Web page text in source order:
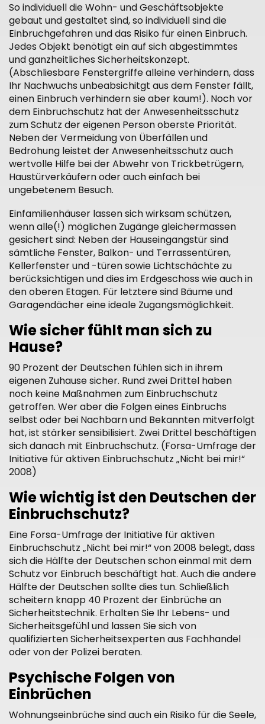
So individuell die Wohn- und Geschäftsobjekte
gebaut und gestaltet sind, so individuell sind die
Einbruchgefahren und das Risiko für einen Einbruch.
Jedes Objekt benötigt ein auf sich abgestimmtes
und ganzheitliches Sicherheitskonzept.
(Abschliesbare Fenstergriffe alleine verhindern, dass
Ihr Nachwuchs unbeabsichitgt aus dem Fenster fällt,
einen Einbruch verhindern sie aber kaum!). Noch vor
dem Einbruchschutz hat der Anwesenheitsschutz
zum Schutz der eigenen Person oberste Priorität.
Neben der Vermeidung von Überfällen und
Bedrohung leistet der Anwesenheitsschutz auch
wertvolle Hilfe bei der Abwehr von Trickbetrügern,
Haustürverkäufern oder auch einfach bei
ungebetenem Besuch.
Einfamilienhäuser lassen sich wirksam schützen,
wenn alle(!) möglichen Zugänge gleichermassen
gesichert sind: Neben der Hauseingangstür sind
sämtliche Fenster, Balkon- und Terrassentüren,
Kellerfenster und -türen sowie Lichtschächte zu
berücksichtigen und dies im Erdgeschoss wie auch in
den oberen Etagen. Für letztere sind Bäume und
Garagendächer eine ideale Zugangsmöglichkeit.
Wie sicher fühlt man sich zu
Hause?
90 Prozent der Deutschen fühlen sich in ihrem
eigenen Zuhause sicher. Rund zwei Drittel haben
noch keine Maßnahmen zum Einbruchschutz
getroffen. Wer aber die Folgen eines Einbruchs
selbst oder bei Nachbarn und Bekannten mitverfolgt
hat, ist stärker sensibilisiert. Zwei Drittel beschäftigen
sich danach mit Einbruchschutz. (Forsa-Umfrage der
Initiative für aktiven Einbruchschutz „Nicht bei mir!“
2008)
Wie wichtig ist den Deutschen der
Einbruchschutz?
Eine Forsa-Umfrage der Initiative für aktiven
Einbruchschutz „Nicht bei mir!“ von 2008 belegt, dass
sich die Hälfte der Deutschen schon einmal mit dem
Schutz vor Einbruch beschäftigt hat. Auch die andere
Hälfte der Deutschen sollte dies tun. Schließlich
scheitern knapp 40 Prozent der Einbrüche an
Sicherheitstechnik. Erhalten Sie Ihr Lebens- und
Sicherheitsgefühl und lassen Sie sich von
qualifizierten Sicherheitsexperten aus Fachhandel
oder von der Polizei beraten.
Psychische Folgen von
Einbrüchen
Wohnungseinbrüche sind auch ein Risiko für die Seele,